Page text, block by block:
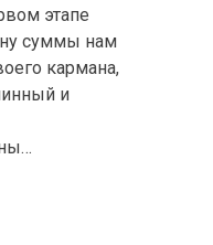
этапе
суммы нам
кармана,
и